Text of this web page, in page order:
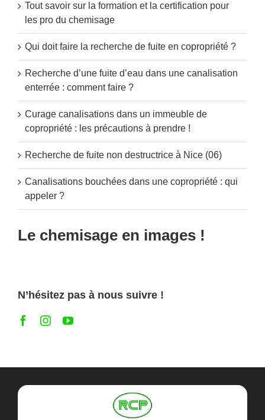
Tout savoir sur la formation et la certification pour
les pro du chemisage
Qui doit faire la recherche de fuite en copropriété ?
Recherche d’une fuite d’eau dans une canalisation
enterrée : comment faire ?
Curage canalisations dans un immeuble de
copropriété : les précautions à prendre !
Recherche de fuite non destructrice à Nice (06)
Canalisations bouchées dans une copropriété : qui
appeler ?
Le chemisage en images !
N’hésitez pas à nous suivre !